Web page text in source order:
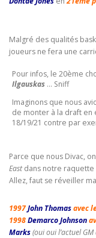
Malgré des qualités
joueurs ne fera une
Pour infos, le 20ème
Ilgauskas … Sniff
Imaginons que nous
de monter à la draft en
18/19/21 contre par
Parce que nous Divac,
Eastdans notre raquette
Allez, faut se réveiller
1997John Thomasavec
1998Demarco Johnson
Marks(oui oui l’actuel